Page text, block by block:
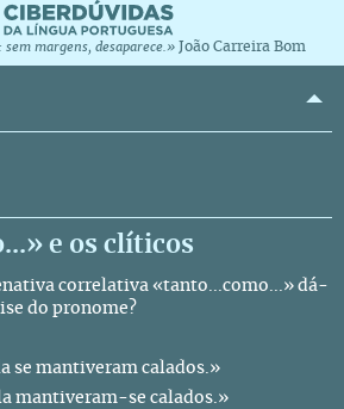
margens, desaparece.» João Carreira Bom
e os clíticos
correlativa «tanto...como...» dá-
do pronome?
se mantiveram calados.»
mantiveram-se calados.»